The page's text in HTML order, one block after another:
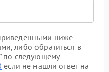
ниже
либо обратиться в
по следующему
если не нашли ответ на